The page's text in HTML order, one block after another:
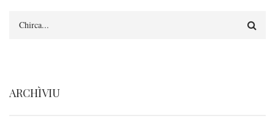
ARCHÌVIU